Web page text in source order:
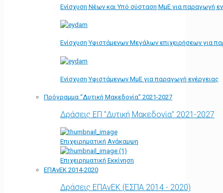
Ενίσχυση Νέων και Υπό σύσταση ΜμΕ για παραγωγή
Ενίσχυση Υφιστάμενων Μεγάλων επιχειρήσεων για
Ενίσχυση Υφιστάμενων ΜμΕ για παραγωγή ενέργειας
Πρόγραμμα “Δυτική Μακεδονία” 2021-2027
Δράσεις ΕΠ "Δυτική Μακεδονία" 2021-2027
Επιχειρηματική Ανάκαμψη
Επιχειρηματική Εκκίνηση
ΕΠΑνΕΚ 2014-2020
Δράσεις ΕΠΑνΕΚ (ΕΣΠΑ 2014 - 2020)